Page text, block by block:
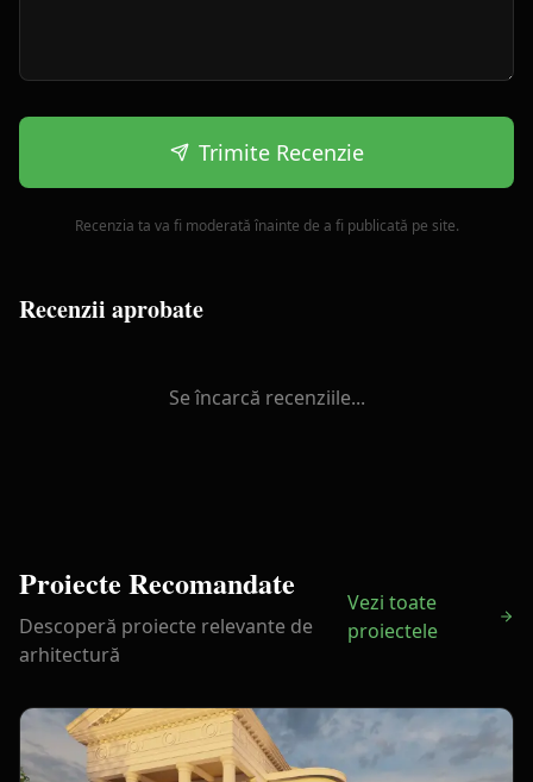
Trimite Recenzie
Recenzia ta va fi moderată înainte de a fi publicată pe site.
Recenzii aprobate
Se încarcă recenziile...
Proiecte Recomandate
Descoperă proiecte relevante de
arhitectură
Vezi toate
proiectele